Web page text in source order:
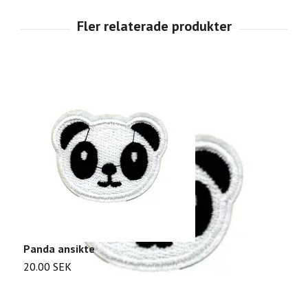
Panda ansikte
20.00 SEK